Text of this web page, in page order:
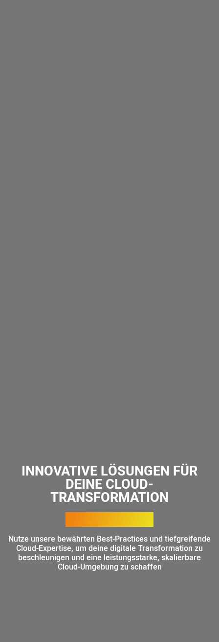
INNOVATIVE LÖSUNGEN FÜR
DEINE CLOUD-
TRANSFORMATION
Nutze unsere bewährten Best-Practices und tiefgreifende
Cloud-Expertise, um deine digitale Transformation zu
beschleunigen und eine leistungsstarke, skalierbare
Cloud-Umgebung zu schaffen